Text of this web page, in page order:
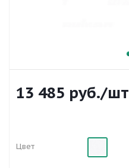
13 485 руб./шт
Цвет